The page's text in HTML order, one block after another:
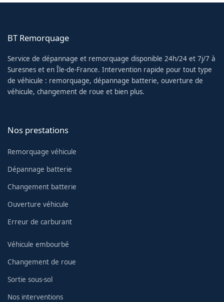
BT Remorquage
Service de dépannage et remorquage disponible 24h/24 et 7j/7 à
Suresnes et en Île-de-France. Intervention rapide pour tout type
de véhicule : remorquage, dépannage batterie, ouverture de
véhicule, changement de roue et bien plus.
Nos prestations
Remorquage véhicule
Dépannage batterie
Changement batterie
Ouverture véhicule
Erreur de carburant
Véhicule embourbé
Changement de roue
Sortie sous-sol
Nos interventions